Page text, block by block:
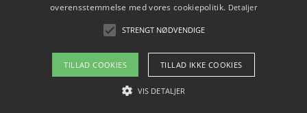
Copyright 2026 - Pilanto Aps
Om / kontakt
Blog Betingelser
overensstemmelse med vores cookiepolitik. Detaljer
STRENGT NØDVENDIGE
TILLAD COOKIES TILLAD IKKE COOKIES
VIS DETALJER